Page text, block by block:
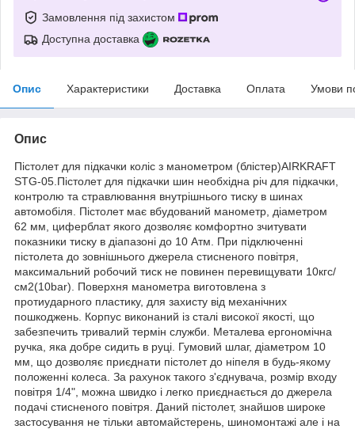
Замовлення під захистом
Доступна доставка
Опис Характеристики Доставка Оплата Умови
Опис
Пістолет для підкачки коліс з манометром (блістер)AIRKRAFT
STG-05.Пістолет для підкачки шин необхідна річ для підкачки,
контролю та стравлювання внутрішнього тиску в шинах
автомобіля. Пістолет має вбудований манометр, діаметром
62 мм, циферблат якого дозволяє комфортно зчитувати
показники тиску в діапазоні до 10 Атм. При підключенні
пістолета до зовнішнього джерела стисненого повітря,
максимальний робочий тиск не повинен перевищувати 10кгс/
см2(10bar). Поверхня манометра виготовлена з
протиударного пластику, для захисту від механічних
пошкоджень. Корпус виконаний із сталі високої якості, що
забезпечить тривалий термін служби. Металева ергономічна
ручка, яка добре сидить в руці. Гумовий шлаг, діаметром 10
мм, що дозволяє приєднати пістолет до ніпеля в будь-якому
положенні колеса. За рахунок такого з'єднувача, розмір входу
повітря 1/4", можна швидко і легко приєднається до джерела
подачі стисненого повітря. Даний пістолет, знайшов широке
застосування не тільки автомайстерень, шиномонтажі але і на